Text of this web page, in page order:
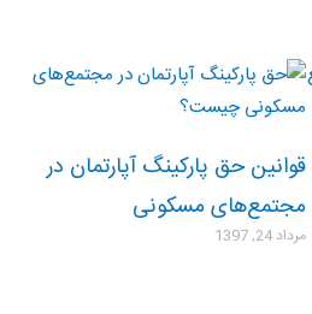
قوانین حق پارکینگ آپارتمان در
مجتمع‌های مسکونی
مرداد 24, 1397